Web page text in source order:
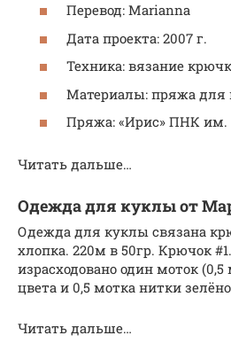
Перевод: Marianna
Дата проекта: 2007 г.
Техника: вязание
Материалы: пряжа для
Пряжа: «Ирис» ПНК им.
Читать дальше…
Одежда для куклы от
Одежда для куклы связана
хлопка. 220м в 50гр. Крючок
израсходовано один моток
цвета и 0,5 мотка нитки
Читать дальше…